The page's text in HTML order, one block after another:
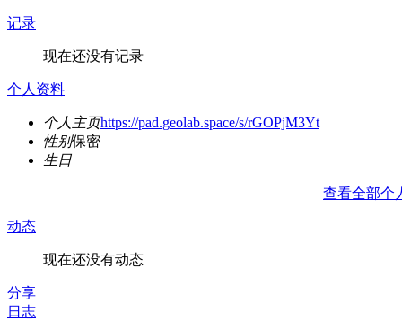
记录
现在还没有记录
个人资料
个人主页https://pad.geolab.space/s/rGOPjM3Yt
性别保密
生日
查看全部个
动态
现在还没有动态
分享
日志